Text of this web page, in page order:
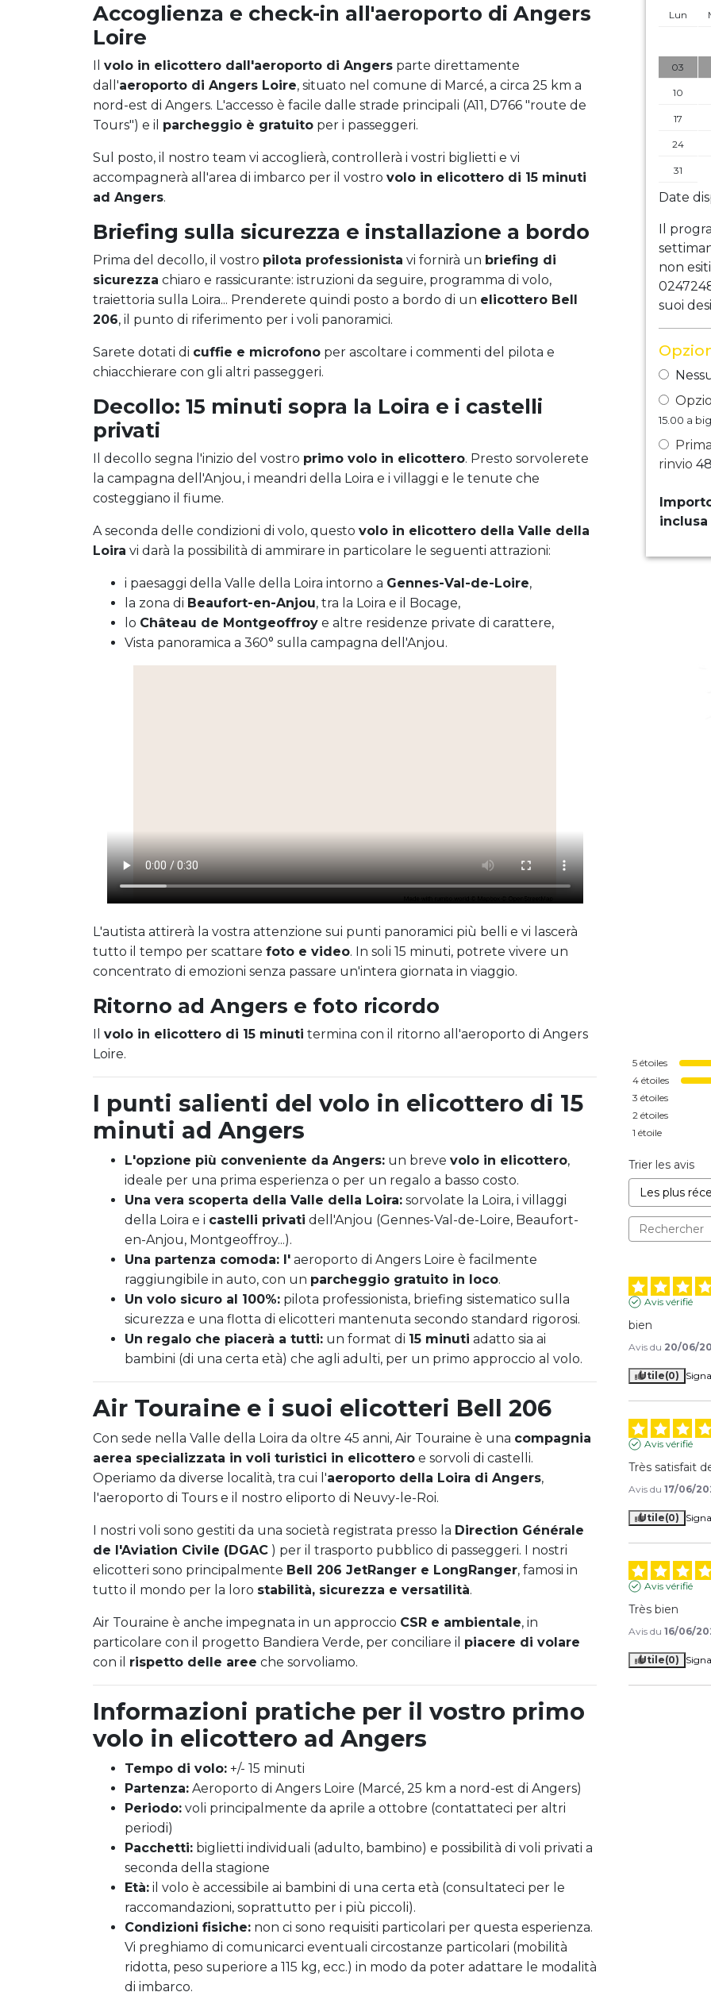
Lun
03
10
17
24
31
Date
Il
non
suoi
15.00 a
rinvio
inclusa
5 étoiles
4 étoiles
3 étoiles
2 étoiles
1 étoile
Trier les avis
Avis vérifié
bien
Avis du 20/06/
Utile(0)
Avis vérifié
Très satisfait
Avis du 17/06/
Utile(0)
Avis vérifié
Très bien
Avis du 16/06/
Utile(0)
Accoglienza e check-in all'aeroporto di Angers
Loire
volo in elicottero dall'aeroporto di Angers parte direttamente
dall'aeroporto di Angers Loire, situato nel comune di Marcé, a circa 25 km a
nord-est di Angers. L'accesso è facile dalle strade principali (A11, D766 "route de
Tours") e il parcheggio è gratuito per i passeggeri.
Sul posto, il nostro team vi accoglierà, controllerà i vostri biglietti e vi
accompagnerà all'area di imbarco per il vostro volo in elicottero di 15 minuti
ad Angers.
Briefing sulla sicurezza e installazione a bordo
Prima del decollo, il vostro pilota professionista vi fornirà un briefing di
sicurezza chiaro e rassicurante: istruzioni da seguire, programma di volo,
traiettoria sulla Loira... Prenderete quindi posto a bordo di un elicottero Bell
206, il punto di riferimento per i voli panoramici.
Sarete dotati di cuffie e microfono per ascoltare i commenti del pilota e
chiacchierare con gli altri passeggeri.
Decollo: 15 minuti sopra la Loira e i castelli
privati
Il decollo segna l'inizio del vostro primo volo in elicottero. Presto sorvolerete
la campagna dell'Anjou, i meandri della Loira e i villaggi e le tenute che
costeggiano il fiume.
A seconda delle condizioni di volo, questo volo in elicottero della Valle della
Loira vi darà la possibilità di ammirare in particolare le seguenti attrazioni:
i paesaggi della Valle della Loira intorno a Gennes-Val-de-Loire,
la zona di Beaufort-en-Anjou, tra la Loira e il Bocage,
lo Château de Montgeoffroy e altre residenze private di carattere,
Vista panoramica a 360° sulla campagna dell'Anjou.
L'autista attirerà la vostra attenzione sui punti panoramici più belli e vi lascerà
tutto il tempo per scattare foto e video. In soli 15 minuti, potrete vivere un
concentrato di emozioni senza passare un'intera giornata in viaggio.
Ritorno ad Angers e foto ricordo
volo in elicottero di 15 minuti termina con il ritorno all'aeroporto di Angers
Loire.
I punti salienti del volo in elicottero di 15
minuti ad Angers
L'opzione più conveniente da Angers: un breve volo in elicottero,
ideale per una prima esperienza o per un regalo a basso costo.
Una vera scoperta della Valle della Loira: sorvolate la Loira, i villaggi
della Loira e i castelli privati dell'Anjou (Gennes-Val-de-Loire, Beaufort-
en-Anjou, Montgeoffroy...).
Una partenza comoda: l' aeroporto di Angers Loire è facilmente
raggiungibile in auto, con un parcheggio gratuito in loco.
Un volo sicuro al 100%: pilota professionista, briefing sistematico sulla
sicurezza e una flotta di elicotteri mantenuta secondo standard rigorosi.
Un regalo che piacerà a tutti: un format di 15 minuti adatto sia ai
bambini (di una certa età) che agli adulti, per un primo approccio al volo.
Air Touraine e i suoi elicotteri Bell 206
Con sede nella Valle della Loira da oltre 45 anni, Air Touraine è una compagnia
aerea specializzata in voli turistici in elicottero e sorvoli di castelli.
Operiamo da diverse località, tra cui l'aeroporto della Loira di Angers,
l'aeroporto di Tours e il nostro eliporto di Neuvy-le-Roi.
I nostri voli sono gestiti da una società registrata presso la Direction Générale
de l'Aviation Civile (DGAC ) per il trasporto pubblico di passeggeri. I nostri
elicotteri sono principalmente Bell 206 JetRanger e LongRanger, famosi in
tutto il mondo per la loro stabilità, sicurezza e versatilità.
Air Touraine è anche impegnata in un approccio CSR e ambientale, in
particolare con il progetto Bandiera Verde, per conciliare il piacere di volare
con il rispetto delle aree che sorvoliamo.
Informazioni pratiche per il vostro primo
volo in elicottero ad Angers
Tempo di volo: +/- 15 minuti
Partenza: Aeroporto di Angers Loire (Marcé, 25 km a nord-est di Angers)
Periodo: voli principalmente da aprile a ottobre (contattateci per altri
periodi)
Pacchetti: biglietti individuali (adulto, bambino) e possibilità di voli privati a
seconda della stagione
Età: il volo è accessibile ai bambini di una certa età (consultateci per le
raccomandazioni, soprattutto per i più piccoli).
Condizioni fisiche: non ci sono requisiti particolari per questa esperienza.
Vi preghiamo di comunicarci eventuali circostanze particolari (mobilità
ridotta, peso superiore a 115 kg, ecc.) in modo da poter adattare le modalità
di imbarco.